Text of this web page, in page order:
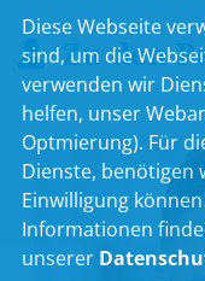
Zu den
Diese Webseite
sind, um die
verwenden wir
helfen, unser
Optmierung). Für
Dienste, benötigen
Einwilligung
Informationen
unserer